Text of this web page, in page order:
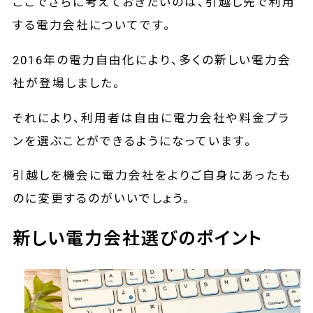
する電力会社についてです。
2016年の電力自由化により、多くの新しい電力会
社が登場しました。
それにより、利用者は自由に電力会社や料金プラ
ンを選ぶことができるようになっています。
引越しを機会に電力会社をよりご自身にあったも
のに変更するのがいいでしょう。
新しい電力会社選びのポイント